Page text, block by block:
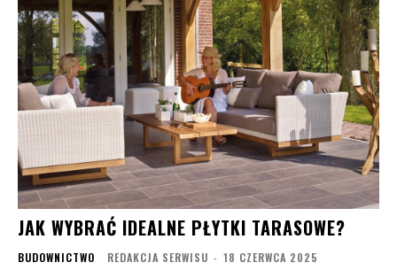
JAK WYBRAĆ IDEALNE PŁYTKI TARASOWE?
BUDOWNICTWO REDAKCJA SERWISU - 18 CZERWCA 2025